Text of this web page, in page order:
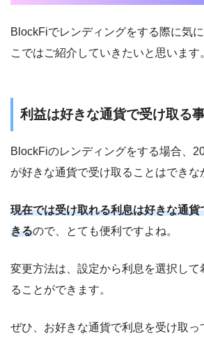
BlockFiでレンディングをする際に気
こではご紹介していきたいと思います
利益は好きな通貨で受け取る
BlockFiのレンディングをする場合、
が好きな通貨で受け取ることはできな
現在では受け取れる利息は好きな通貨
きるので、とても便利ですよね。
変更方法は、設定から利息を選択して
ることができます。
ぜひ、お好きな通貨で利息を受け取っ